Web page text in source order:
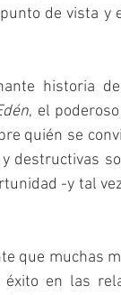
de vista
historia
, el
quién se
destructivas
-y tal
que muchas
en las